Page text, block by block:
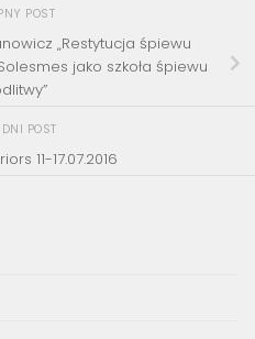
POST
„Restytucja śpiewu
jako szkoła śpiewu
POST
11-17.07.2016